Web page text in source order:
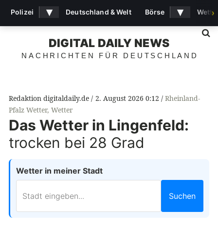
DIGITAL DAILY NEWS
NACHRICHTEN FÜR DEUTSCHLAND
Redaktion digitaldaily.de 2. August 2026 0:12
Rheinland-
Pfalz Wetter, Wetter
Das Wetter in Lingenfeld:
trocken bei 28 Grad
Wetter in meiner Stadt
Suchen
Polizei ▾ Deutschland & Welt Börse ▾ ›